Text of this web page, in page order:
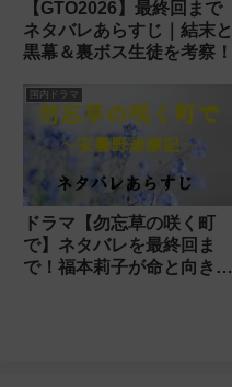
【GTO2026】最終回まで
ネタバレあらすじ｜結末と
黒幕＆裏ボス生徒を考察！
国内ドラマ
ドラマ【勿忘草の咲く町
で】ネタバレを最終回ま
で！福本莉子が命と向き合